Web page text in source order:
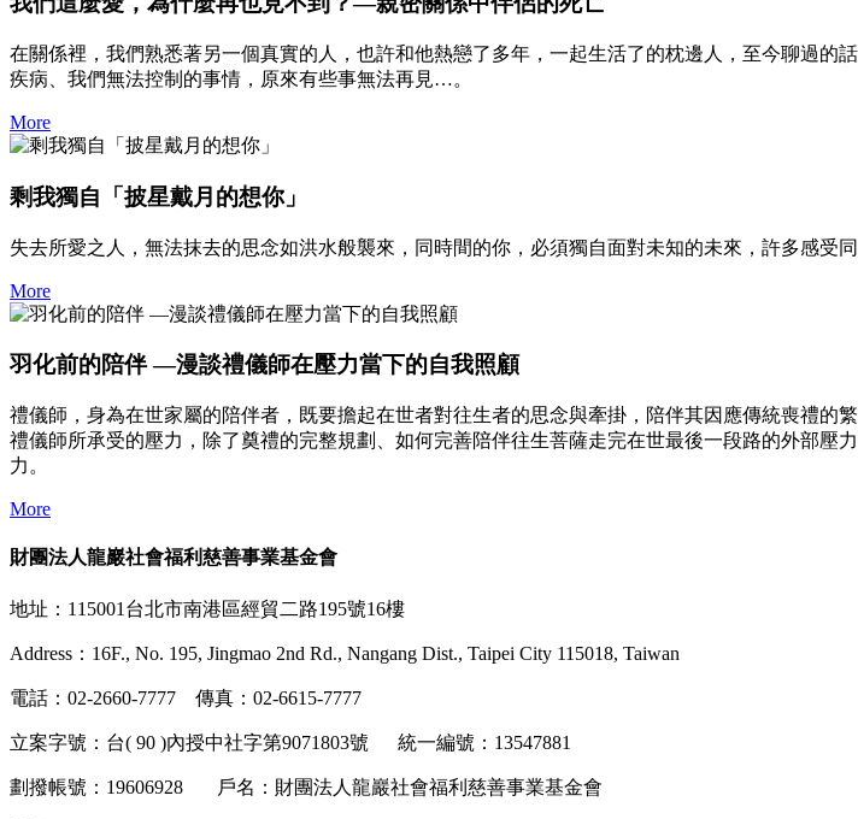
在關係裡，我們熟悉著另一個真實的人，也許和他熱戀了多年，一起生活了的枕邊人，至今聊過
疾病、我們無法控制的事情，原來有些事無法再見…。
More
剩我獨自「披星戴月的想你」
失去所愛之人，無法抹去的思念如洪水般襲來，同時間的你，必須獨自面對未知的未來，許多感受
More
羽化前的陪伴 —漫談禮儀師在壓力當下的自我照顧
禮儀師，身為在世家屬的陪伴者，既要擔起在世者對往生者的思念與牽掛，陪伴其因應傳統喪禮的
禮儀師所承受的壓力，除了奠禮的完整規劃、如何完善陪伴往生菩薩走完在世最後一段路的外部
力。
More
財團法人龍巖社會福利慈善事業基金會
地址：115001台北市南港區經貿二路195號16樓
Address：16F., No. 195, Jingmao 2nd Rd., Nangang Dist., Taipei City 115018, Taiwan
電話：02-2660-7777 傳真：02-6615-7777
立案字號：台( 90 )內授中社字第9071803號 統一編號：13547881
劃撥帳號：19606928 戶名：財團法人龍巖社會福利慈善事業基金會